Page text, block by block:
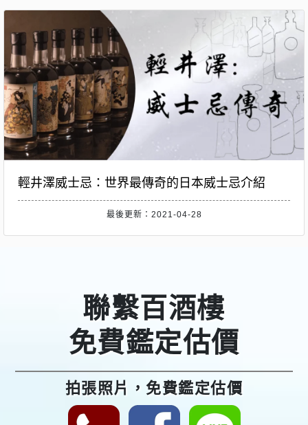
輕井澤威士忌：世界最傳奇的日本威士忌介紹
最後更新：2021-04-28
聯繫百酒樓
免費鑑定估價
拍張照片，免費鑑定估價